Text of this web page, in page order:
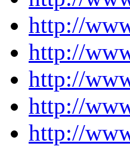
http://
http://
http://
http://
http://